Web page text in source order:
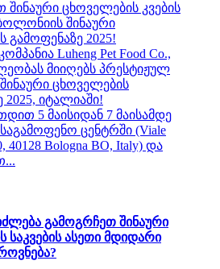
შინაური ცხოველების კვების
შინაური
გამოფენაზე 2025!
Luheng Pet Food Co.,
მიიღებს პრესტიჟულ
ცხოველების
2025, იტალიაში!
5 მაისიდან 7 მაისამდე
ცენტრში (Viale
40128 Bologna BO, Italy) და
გამოგრჩეთ შინაური
საკვების ასეთი მდიდარი